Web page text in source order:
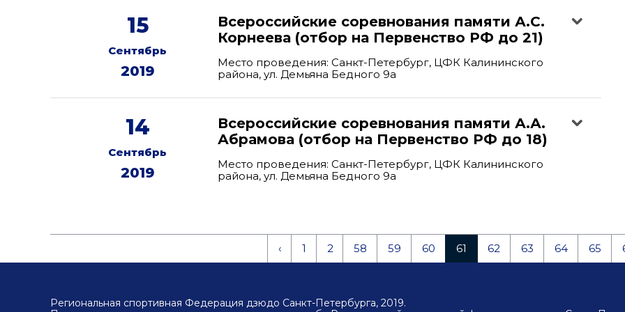
15
Сентябрь
2019
Всероссийские соревнования памяти А.С.
Корнеева (отбор на Первенство РФ до 21)
Место проведения: Санкт-Петербург, ЦФК Калининского
района, ул. Демьяна Бедного 9а
14
Сентябрь
2019
Всероссийские соревнования памяти А.А.
Абрамова (отбор на Первенство РФ до 18)
Место проведения: Санкт-Петербург, ЦФК Калининского
района, ул. Демьяна Бедного 9а
‹ 1 2 58 59 60 61 62 63 64 65
Региональная спортивная Федерация дзюдо Санкт-Петербурга, 2019.